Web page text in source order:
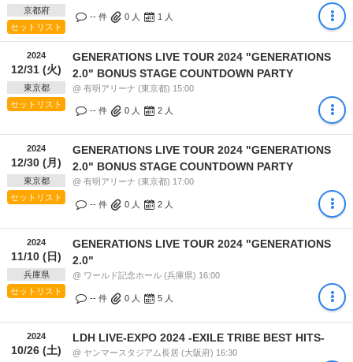
京都府
セットリスト
-- 件 0 人 1 人
2024
12/31 (火)
東京都
セットリスト
GENERATIONS LIVE TOUR 2024 "GENERATIONS
2.0" BONUS STAGE COUNTDOWN PARTY
@ 有明アリーナ (東京都) 15:00
-- 件 0 人 2 人
2024
12/30 (月)
東京都
セットリスト
GENERATIONS LIVE TOUR 2024 "GENERATIONS
2.0" BONUS STAGE COUNTDOWN PARTY
@ 有明アリーナ (東京都) 17:00
-- 件 0 人 2 人
2024
11/10 (日)
兵庫県
セットリスト
GENERATIONS LIVE TOUR 2024 "GENERATIONS
2.0"
@ ワールド記念ホール (兵庫県) 16:00
-- 件 0 人 5 人
2024
10/26 (土)
LDH LIVE-EXPO 2024 -EXILE TRIBE BEST HITS-
@ ヤンマースタジアム長居 (大阪府) 16:30